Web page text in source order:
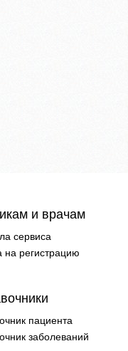
и врачам
сервиса
на регистрацию
пациента
заболеваний